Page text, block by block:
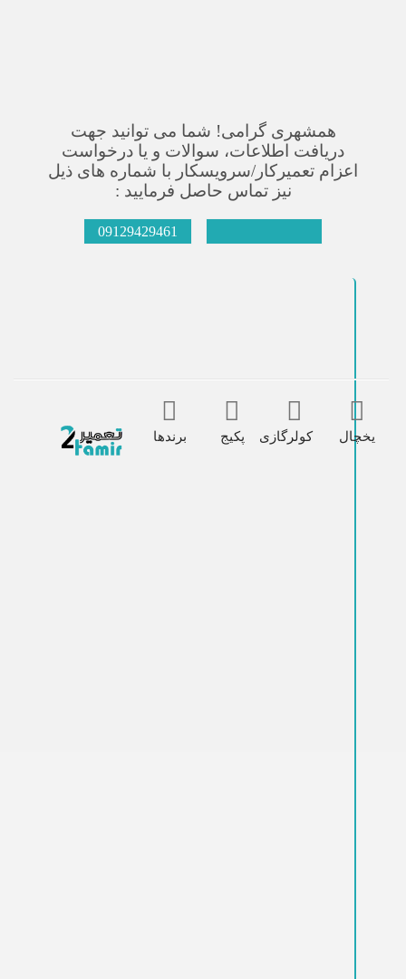
یخچال کولرگازی پکیج برندها
همشهری گرامی! شما می توانید جهت
دریافت اطلاعات، سوالات و یا درخواست
اعزام تعمیرکار/سرویسکار با شماره های ذیل
نیز تماس حاصل فرمایید :
09129429461